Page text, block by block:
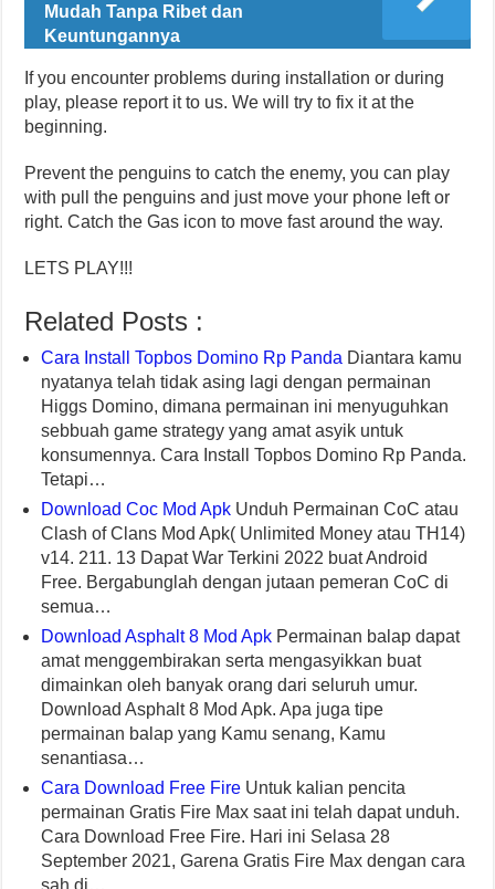
Mudah Tanpa Ribet dan
Keuntungannya
If you encounter problems during installation or during
play, please report it to us. We will try to fix it at the
beginning.
Prevent the penguins to catch the enemy, you can play
with pull the penguins and just move your phone left or
right. Catch the Gas icon to move fast around the way.
LETS PLAY!!!
Related Posts :
Cara Install Topbos Domino Rp Panda Diantara kamu
nyatanya telah tidak asing lagi dengan permainan
Higgs Domino, dimana permainan ini menyuguhkan
sebbuah game strategy yang amat asyik untuk
konsumennya. Cara Install Topbos Domino Rp Panda.
Tetapi…
Download Coc Mod Apk Unduh Permainan CoC atau
Clash of Clans Mod Apk( Unlimited Money atau TH14)
v14. 211. 13 Dapat War Terkini 2022 buat Android
Free. Bergabunglah dengan jutaan pemeran CoC di
semua…
Download Asphalt 8 Mod Apk Permainan balap dapat
amat menggembirakan serta mengasyikkan buat
dimainkan oleh banyak orang dari seluruh umur.
Download Asphalt 8 Mod Apk. Apa juga tipe
permainan balap yang Kamu senang, Kamu
senantiasa…
Cara Download Free Fire Untuk kalian pencita
permainan Gratis Fire Max saat ini telah dapat unduh.
Cara Download Free Fire. Hari ini Selasa 28
September 2021, Garena Gratis Fire Max dengan cara
sah di…